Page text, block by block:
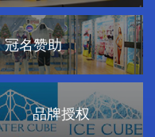
冠名赞助
品牌授权